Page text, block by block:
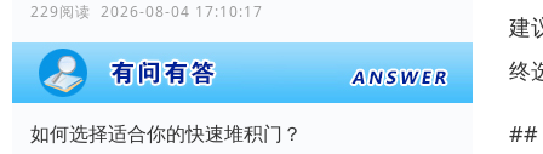
229阅读 2026-08-04 17:10:17
如何选择适合你的快速堆积门？
建
终
##